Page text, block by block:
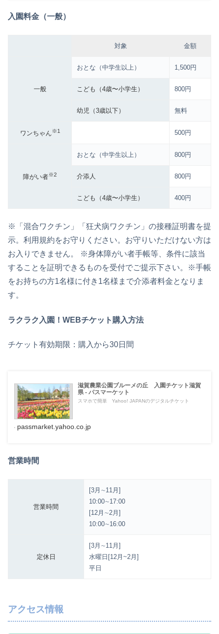
入園料金（一般）
対象 金額
一般
おとな（中学生以上） 1,500円
こども（4歳〜小学生） 800円
幼児（3歳以下） 無料
ワンちゃん※1 500円
障がい者※2
おとな（中学生以上） 800円
介添人 800円
こども（4歳〜小学生） 400円
※「混合ワクチン」「狂犬病ワクチン」の接種証明書を提
示。利用規約をお守りください。お守りいただけない方は
お入りできません。 ※身体障がい者手帳等、条件に該当
することを証明できるものを受付でご提示下さい。※手帳
をお持ちの方1名様に付き1名様まで介添者料金となりま
す。
ラクラク入園！WEBチケット購入方法
チケット有効期限：購入から30日間
滋賀農業公園ブルーメの丘 入園チケット滋賀
県 - パスマーケット
スマホで簡単 Yahoo! JAPANのデジタルチケット
passmarket.yahoo.co.jp
営業時間
営業時間
[3月∼11月]
10:00∼17:00
[12月∼2月]
10:00∼16:00
定休日
[3月∼11月]
水曜日[12月~2月]
平日
アクセス情報